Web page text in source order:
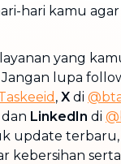
hari kamu agar
yang
Jangan lupa
, X di
dan LinkedIn di
update terbaru,
kebersihan